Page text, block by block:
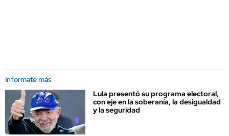
Informate más
Lula presentó su programa electoral,
con eje en la soberanía, la desigualdad
y la seguridad